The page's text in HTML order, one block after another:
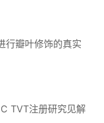
行瓣叶修饰的真实
TVT注册研究见解